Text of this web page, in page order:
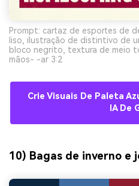
Prompt: cartaz de esportes de
liso, ilustração de distintivo de
bloco negrito, textura de meio
mãos- -ar 3:2
Crie Visuais De Paleta
IA De
10) Bagas de inverno e